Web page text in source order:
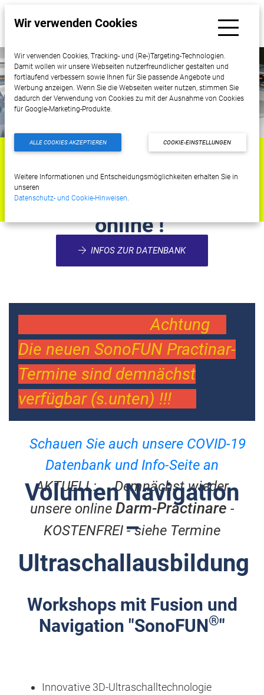
Unsere interaktive
SonoFUN Datenbank ist
online !
INFOS ZUR DATENBANK
Achtung
Die neuen SonoFUN Practinar-
Termine sind demnächst
verfügbar (s.unten) !!!
Schauen Sie auch unsere COVID-19
Datenbank und Info-Seite an
AKTUELL: Demnächst wieder
unsere online Darm-Practinare -
KOSTENFREI - siehe Termine
Volumen Navigation
–
Ultraschallausbildung
Workshops mit Fusion und
Navigation "SonoFUN®"
Innovative 3D-Ultraschalltechnologie
Wir verwenden Cookies
Wir verwenden Cookies, Tracking- und (Re-)Targeting-Technologien.
Damit wollen wir unsere Webseiten nutzerfreundlicher gestalten und
fortlaufend verbessern sowie Ihnen für Sie passende Angebote und
Werbung anzeigen. Wenn Sie die Webseiten weiter nutzen, stimmen Sie
dadurch der Verwendung von Cookies zu mit der Ausnahme von Cookies
für Google-Marketing-Produkte.
ALLE COOKIES AKZEPTIEREN COOKIE-EINSTELLUNGEN
Weitere Informationen und Entscheidungsmöglichkeiten erhalten Sie in
unseren
Datenschutz- und Cookie-Hinweisen.